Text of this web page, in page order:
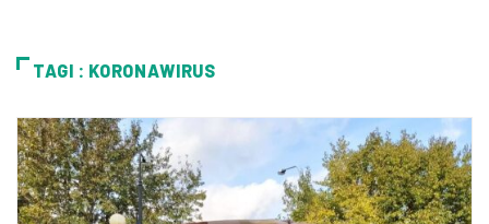
Pomniejsz
remove_circle_outline add_circle_outline
TAGI : KORONAWIRUS